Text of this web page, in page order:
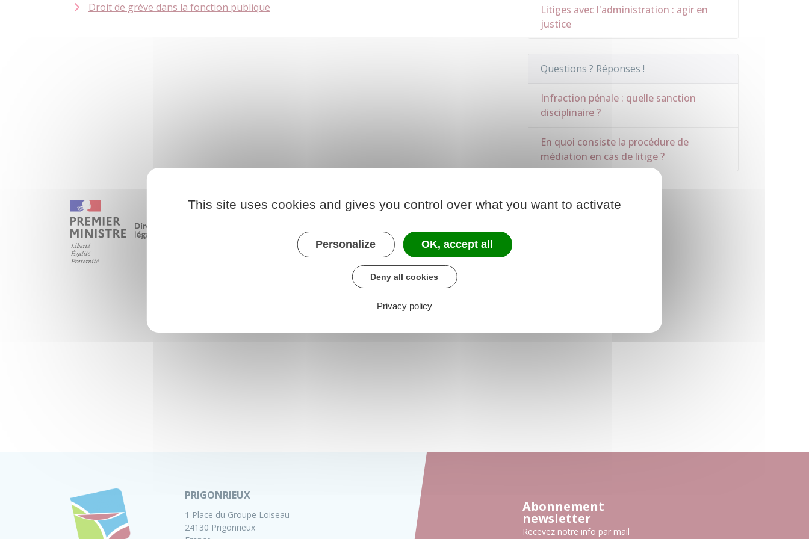
Droit de grève dans la fonction publique
Litiges avec l'administration : agir en
justice
Questions ? Réponses !
Infraction pénale : quelle sanction
disciplinaire ?
En quoi consiste la procédure de
médiation en cas de litige ?
PRIGONRIEUX
1 Place du Groupe Loiseau
24130 Prigonrieux
Abonnement
newsletter
Recevez notre info par mail
This site uses cookies and gives you control over what you want to activate
Personalize OK, accept all
Deny all cookies
Privacy policy